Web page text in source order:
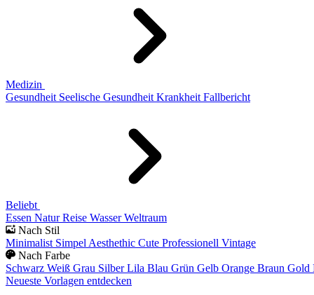
Medizin
Gesundheit Seelische Gesundheit Krankheit Fallbericht
Beliebt
Essen Natur Reise Wasser Weltraum
Nach Stil
Minimalist Simpel Aesthethic Cute Professionell Vintage
Nach Farbe
Schwarz Weiß Grau Silber Lila Blau Grün Gelb Orange Braun Gold
Neueste Vorlagen entdecken